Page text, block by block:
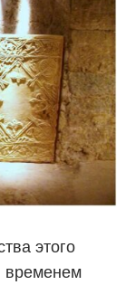
этого
временем